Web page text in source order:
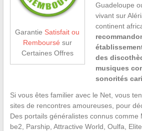
Garantie Satisfait ou
Remboursé sur
Certaines Offres
Guadeloupe
vivant sur
continent
des
musiques
sonorités
Si vous êtes familier avec le Net, vous
sites de rencontres amoureuses, pour
Des portails généralistes connus comme
be2, Parship, Attractive World, Oulfa,